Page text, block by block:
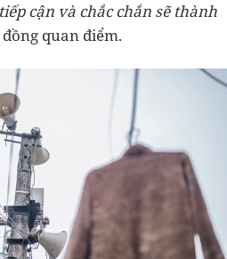
cận và chắc chắn sẽ thành
quan điểm.